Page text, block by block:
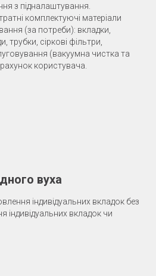
з підналаштування.
комплектуючі матеріали
(за потреби): вкладки,
трубки, сіркові фільтри,
(вакуумна чистка та
користувача.
вуха
індивідуальних вкладок без
індивідуальних вкладок чи